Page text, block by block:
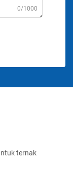
0/1000
ternak